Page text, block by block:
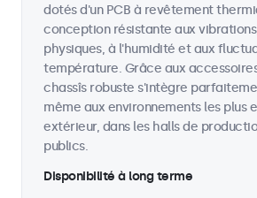
dotés d'un PCB à revêtement
conception résistante aux
physiques, à l'humidité et aux
température. Grâce aux
chassîs robuste s'intègre
même aux environnements les plus
extérieur, dans les halls de
publics.
Disponibilité à long terme